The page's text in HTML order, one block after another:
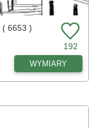
( 6653 )
192
WYMIARY